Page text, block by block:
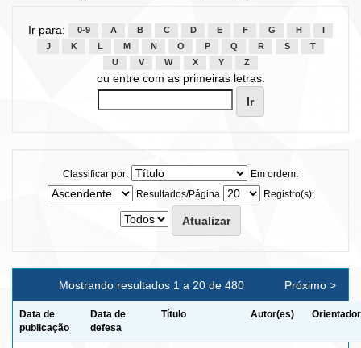
Ir para: 0-9 A B C D E F G H
J
K L M N O P Q R S
T
U
V W X Y Z
ou entre com as primeiras letras:
Classificar por:
Em ordem:
Resultados/Página
Registro(s):
Mostrando resultados 1 a 20 de 480 Próximo >
Data de
publicação
Data de
defesa
Título Autor(es)